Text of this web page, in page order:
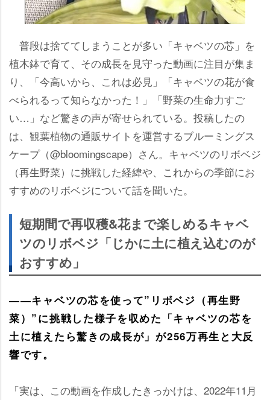
普段は捨ててしまうことが多い「キャベツの芯」を
植木鉢で育て、その成長を見守った動画に注目が集ま
り、「今高いから、これは必見」「キャベツの花が食
べられるって知らなかった！」「野菜の生命力すご
い…」など驚きの声が寄せられている。投稿したの
は、観葉植物の通販サイトを運営するブルーミングス
ケープ（@bloomingscape）さん。キャベツのリボベジ
（再生野菜）に挑戦した経緯や、これからの季節にお
すすめのリボベジについて話を聞いた。
短期間で再収穫&花まで楽しめるキャベ
ツのリボベジ「じかに土に植え込むのが
おすすめ」
――キャベツの芯を使って”リボベジ（再生野
菜）”に挑戦した様子を収めた「キャベツの芯を
土に植えたら驚きの成長が」が256万再生と大反
響です。
「実は、この動画を作成したきっかけは、2022年11月